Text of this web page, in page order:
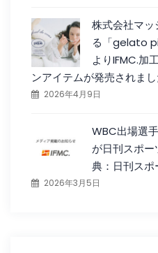
株式会社マ
る「gelato
よりIFMC.加
ンアイテムが発売されまし
2026年4月9日
WBC出場選
が日刊スポ
典：日刊スポ
2026年3月5日